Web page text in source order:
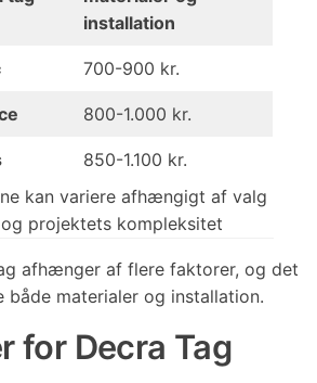
installation
700-900 kr.
800-1.000 kr.
850-1.100 kr.
kan variere afhængigt af valg
projektets kompleksitet​
afhænger af flere faktorer, og det
materialer og installation.
for Decra Tag